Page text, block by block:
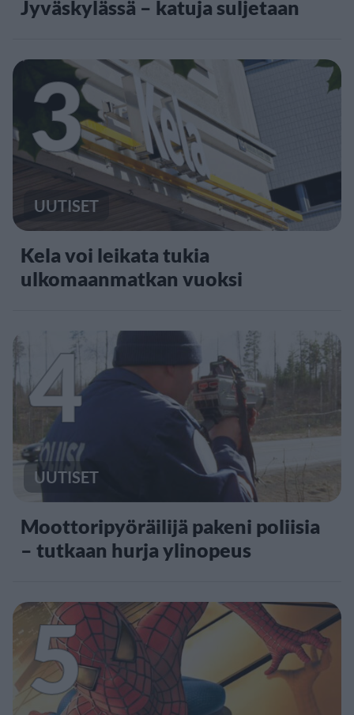
Jyväskylässä – katuja suljetaan
3
UUTISET
Kela voi leikata tukia
ulkomaanmatkan vuoksi
4
UUTISET
Moottoripyöräilijä pakeni poliisia
– tutkaan hurja ylinopeus
5